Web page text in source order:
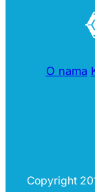
O nama
Copyright